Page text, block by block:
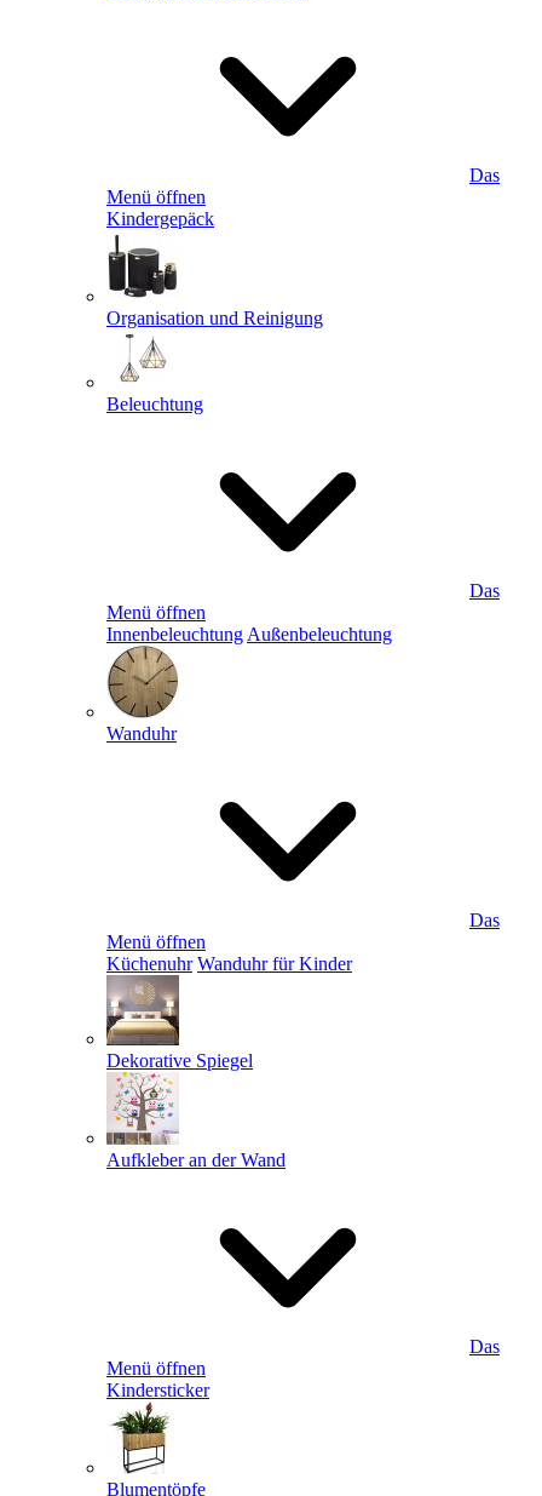
Das
Menü öffnen
Kindergepäck
Organisation und Reinigung
Beleuchtung
Das
Menü öffnen
Innenbeleuchtung Außenbeleuchtung
Wanduhr
Das
Menü öffnen
Küchenuhr Wanduhr für Kinder
Dekorative Spiegel
Aufkleber an der Wand
Das
Menü öffnen
Kindersticker
Blumentöpfe